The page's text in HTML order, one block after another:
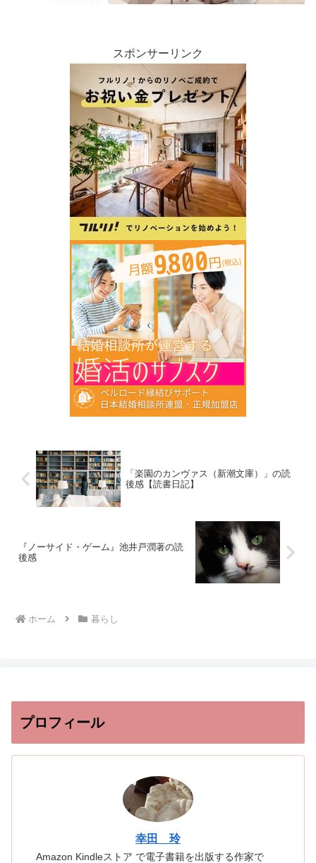
スポンサーリンク
「楽園のカンヴァス（新潮文庫）」の読
後感【読書日記】
『ノーサイド・ゲーム』池井戸潤著の読
後感
ホーム 暮らし
プロフィール
幸田 玲
Amazon Kindleストア で電子書籍を出版する作家で